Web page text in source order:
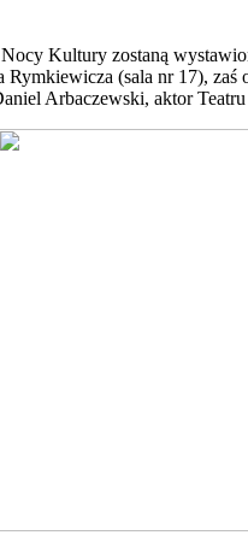
Kultury zostaną
Rymkiewicza (sala nr 17),
Arbaczewski, aktor